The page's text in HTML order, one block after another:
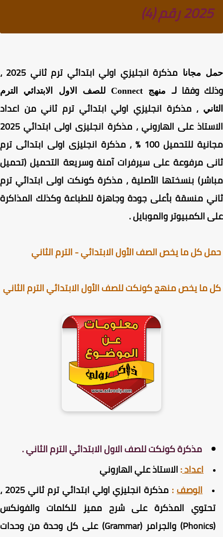
2025 رقم (4)
مجانا
مذكرة انجليزي اولي ابتدائي ترم ثاني 2025 ،
وفقا
لـ منهج Connect للصف الاول الابتدائي الترم
، مذكرة انجليزي اولي ابتدائي ترم ثاني من اعداد
الاستاذ على الهاروني ، مذكرة انجليزى اولى ابتدائي 2025
للتحميل 100 % ،
مذكرة انجليزى اولى ابتدائى ترم
مرفوعة على سيرفرات آمنة وسريعة التحميل (تحميل
بنسختها الأصلية ،مذكرة كونكت اولى ابتدائي ترم
منسقة بأعلى جودة وجاهزة للطباعة وكذلك المذاكرة
الكمبيوتروالموبايل.
كل ما يخص الصف الأول الابتدائي - الترم الثاني
يخص منهج كونكت للصف الأول الابتدائي الترم الثاني
مذكرة كونكت للصف الاول الابتدائي الترم الثاني .
اعداد:الاستاذ علي الهاروني
الوصف:
مذكرة انجليزي اولي ابتدائي ترم ثاني 2025 ،
المذكرة على شرح مميز للكلمات والفونكس
(Phonics) والجرامر (Grammar) على كل وحدة من وحدات